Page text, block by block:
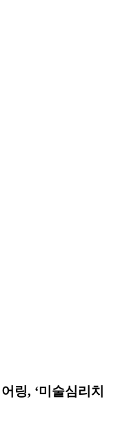
링, ‘미술심리치